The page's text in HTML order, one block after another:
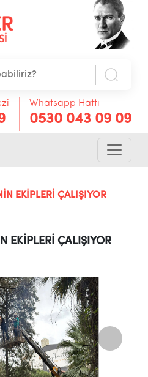
Whatsapp Hattı
0530 043 09 09
EKİPLERİ ÇALIŞIYOR
EKİPLERİ ÇALIŞIYOR